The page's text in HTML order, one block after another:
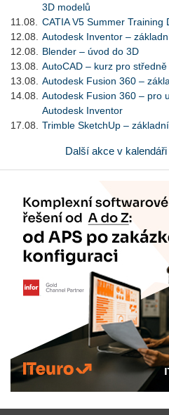
3D modelů
11.08.
CATIA V5 Summer Training
12.08.
Autodesk Inventor –
12.08.
Blender – úvod do 3D
13.08.
AutoCAD – kurz pro
13.08.
Autodesk Fusion 360 –
14.08.
Autodesk Fusion 360 – pro
Autodesk Inventor
17.08.
Trimble SketchUp –
Další akce v kalendáři